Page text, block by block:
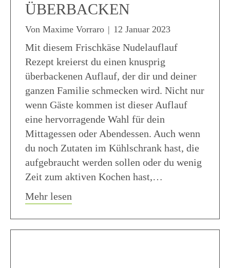
ÜBERBACKEN
Von Maxime Vorraro | 12 Januar 2023
Mit diesem Frischkäse Nudelauflauf
Rezept kreierst du einen knusprig
überbackenen Auflauf, der dir und deiner
ganzen Familie schmecken wird. Nicht nur
wenn Gäste kommen ist dieser Auflauf
eine hervorragende Wahl für dein
Mittagessen oder Abendessen. Auch wenn
du noch Zutaten im Kühlschrank hast, die
aufgebraucht werden sollen oder du wenig
Zeit zum aktiven Kochen hast,…
Mehr lesen